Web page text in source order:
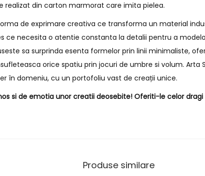
realizat din carton marmorat care imita pielea.
de exprimare creativa ce transforma un material
ce necesita o atentie constanta la detalii pentru a
sa surprinda esenta formelor prin linii minimaliste,
orice spatiu prin jocuri de umbre si volum. Arta
în domeniu, cu un portofoliu vast de creații unice.
si de emotia unor creatii deosebite! Oferiti-le celor
Produse similare